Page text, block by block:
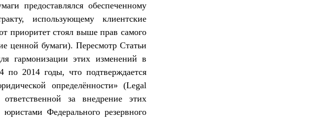
предоставлялся обеспеченному
использующему клиентские
приоритет стоял выше прав самого
ценной бумаги). Пересмотр Статьи
гармонизации этих изменений в
по 2014 годы, что подтверждается
определённости» (Legal
за внедрение этих
Федерального резервного